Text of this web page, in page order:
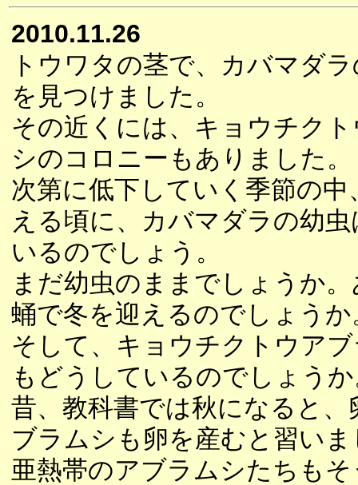
2010.11.26
トウワタの茎で、カバマダ
を見つけました。
その近くには、キョウチク
シのコロニーもありました。
次第に低下していく季節の中
える頃に、カバマダラの幼
いるのでしょう。
まだ幼虫のままでしょうか
蛹で冬を迎えるのでしょうか
そして、キョウチクトウア
もどうしているのでしょう
昔、教科書では秋になると、
ブラムシも卵を産むと習い
亜熱帯のアブラムシたちも